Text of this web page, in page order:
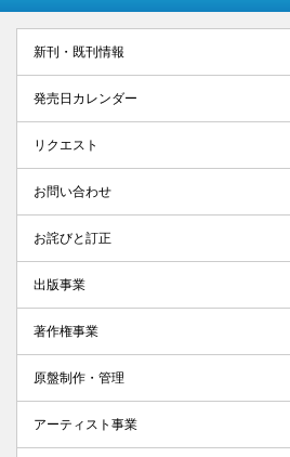
新刊・既刊情報
発売日カレンダー
リクエスト
お問い合わせ
お詫びと訂正
出版事業
著作権事業
原盤制作・管理
アーティスト事業